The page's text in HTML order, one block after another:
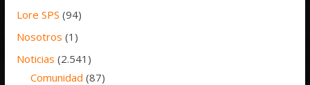
Lore SPS (94)
Nosotros (1)
Noticias (2.541)
Comunidad (87)